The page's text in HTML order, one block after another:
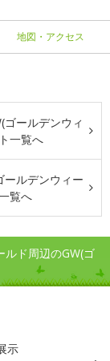
地図・アクセス
ゴールデンウィ
一覧へ
ールデンウィー
覧へ
ルド周辺のGW(ゴ
示